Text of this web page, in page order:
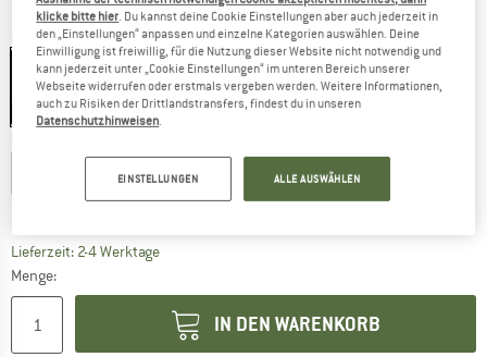
Farbe:Black
30%
M XL XXL
Lieferzeit: 2-4 WerktageDer Link öffnet sich in einer Infobox und
Menge:
IN DEN WARENKORB
klicke bitte hier. Du kannst deine Cookie Einstellungen aber auch jederzeit in
den „Einstellungen“ anpassen und einzelne Kategorien auswählen. Deine
Einwilligung ist freiwillig, für die Nutzung dieser Website nicht notwendig und
kann jederzeit unter „Cookie Einstellungen“ im unteren Bereich unserer
Webseite widerrufen oder erstmals vergeben werden. Weitere Informationen,
auch zu Risiken der Drittlandstransfers, findest du in unseren
Datenschutzhinweisen.
EINSTELLUNGEN ALLE AUSWÄHLEN